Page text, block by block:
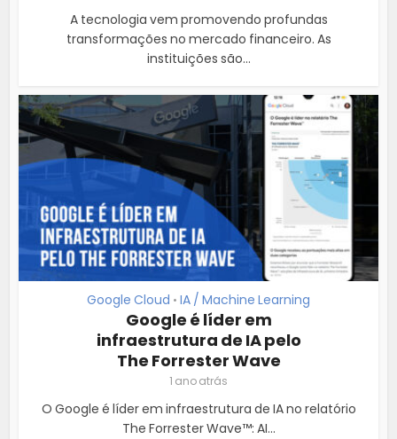
A tecnologia vem promovendo profundas
transformações no mercado financeiro. As
instituições são...
Google Cloud • IA / Machine Learning
Google é líder em
infraestrutura de IA pelo
The Forrester Wave
1 ano atrás
O Google é líder em infraestrutura de IA no relatório
The Forrester Wave™: AI...